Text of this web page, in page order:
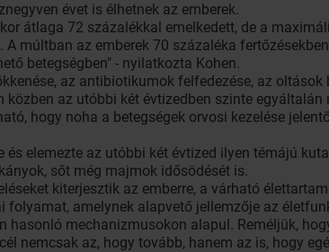
évet is élhetnek az emberek.
átlaga 72 százalékkal emelkedett, de a
múltban az emberek 70 százaléka
betegségben" - nyilatkozta Kohen.
az antibiotikumok felfedezése, az
közben az utóbbi két évtizedben szinte
hogy noha a betegségek orvosi kezelése
és elemezte az utóbbi két évtized ilyen témájú
sőt még majmok idősödését is.
kiterjesztik az emberre, a várható
folyamat, amelynek alapvető jellemzője az
hasonló mechanizmusokon alapul. Reméljük,
nemcsak az, hogy tovább, hanem az is, hogy